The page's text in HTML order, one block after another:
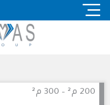
Skip
200 م² – 300 م²